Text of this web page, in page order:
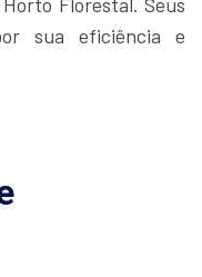
sua eficiência e